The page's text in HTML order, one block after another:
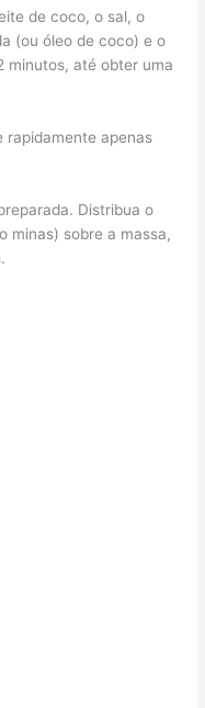
de coco, o sal, o
(ou óleo de coco) e o
minutos, até obter uma
rapidamente apenas
Distribua o
minas) sobre a massa,